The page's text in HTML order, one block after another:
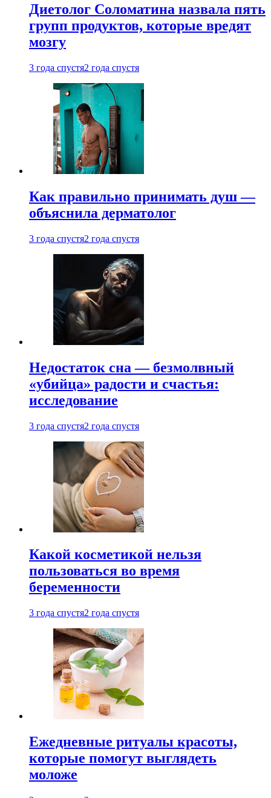
Диетолог Соломатина назвала пять
групп продуктов, которые вредят
мозгу
3 года спустя2 года спустя
Как правильно принимать душ —
объяснила дерматолог
3 года спустя2 года спустя
Недостаток сна — безмолвный
«убийца» радости и счастья:
исследование
3 года спустя2 года спустя
Какой косметикой нельзя
пользоваться во время
беременности
3 года спустя2 года спустя
Ежедневные ритуалы красоты,
которые помогут выглядеть
моложе